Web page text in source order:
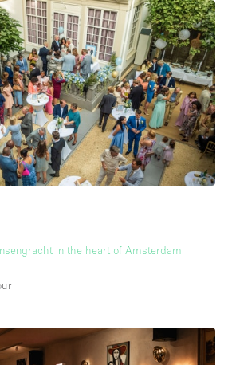
in the heart of Amsterdam